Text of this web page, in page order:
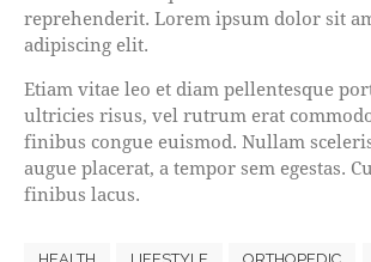
reprehenderit. Lorem ipsum dolor sit
adipiscing elit.
Etiam vitae leo et diam pellentesque
ultricies risus, vel rutrum erat
finibus congue euismod. Nullam
augue placerat, a tempor sem egestas.
finibus lacus.